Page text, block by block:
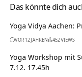
Das könnte dich
Yoga Vidya Aachen:
VOR 12 JAHREN 452 VIEWS
Yoga Workshop mit
7.12. 17.45h